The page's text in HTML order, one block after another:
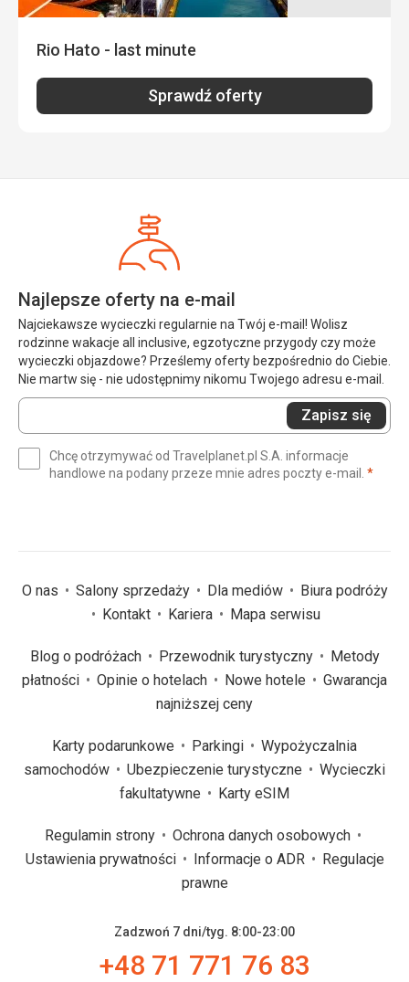
pomocą Google Translate
Rio Hato - last minute
Sprawdź oferty
Najlepsze oferty na e-mail
Najciekawsze wycieczki regularnie na Twój e-mail! Wolisz
rodzinne wakacje all inclusive, egzotyczne przygody czy może
wycieczki objazdowe? Prześlemy oferty bezpośrednio do Ciebie.
Nie martw się - nie udostępnimy nikomu Twojego adresu e-mail.
Wprowadź
swój
(wymagane)
Zapisz się
Chcę otrzymywać od Travelplanet.pl S.A. informacje
handlowe na podany przeze mnie adres poczty e-mail. *
O nas Salony sprzedaży Dla mediów
Biura podróży
Kontakt
Kariera Mapa serwisu
Blog o podróżach Przewodnik turystyczny
Metody
płatności
Opinie o hotelach Nowe hotele
Gwarancja
najniższej ceny
Karty podarunkowe Parkingi
Wypożyczalnia
samochodów
Ubezpieczenie turystyczne
Wycieczki
fakultatywne
Karty eSIM
Regulamin strony
Ochrona danych osobowych
Ustawienia prywatności
Informacje o ADR
Regulacje
prawne
Zadzwoń 7 dni/tyg. 8:00-23:00
+48 71 771 76 83